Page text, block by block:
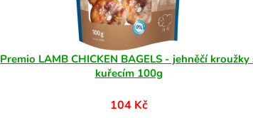
Premio LAMB CHICKEN BAGELS - jehněčí kroužky
kuřecím 100g
104 Kč